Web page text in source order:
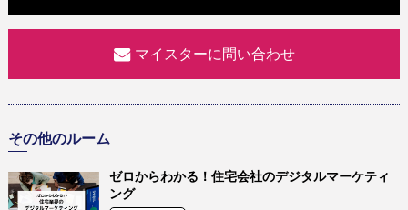
マイスターに問い合わせ
その他のルーム
ゼロからわかる！住宅会社のデジタルマーケティ
ング